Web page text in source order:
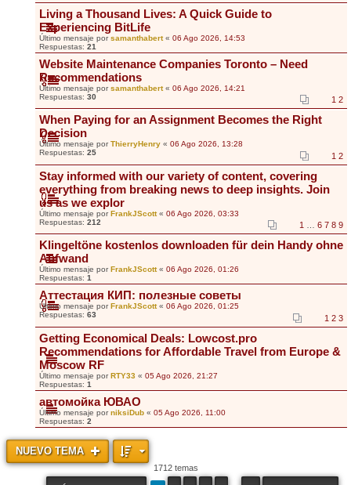
Living a Thousand Lives: A Quick Guide to
Experiencing BitLife
Último mensaje porsamanthabert« 06 Ago 2026, 14:53
Respuestas: 21
Website Maintenance Companies Toronto – Need
Recommendations
Último mensaje porsamanthabert« 06 Ago 2026, 14:21
Respuestas: 30 1 2
When Paying for an Assignment Becomes the Right
Decision
Último mensaje porThierryHenry « 06 Ago 2026, 13:28
Respuestas: 25 1 2
Stay informed with our variety of content, covering
everything from breaking news to deep insights. Join
us as we explor
Último mensaje porFrankJScott« 06 Ago 2026, 03:33
Respuestas: 212 1 6 7 8 9
Klingeltöne kostenlos downloaden für dein Handy ohne
Aufwand
Último mensaje porFrankJScott« 06 Ago 2026, 01:26
Respuestas: 1
Аттестация КИП: полезные советы
Último mensaje porFrankJScott« 06 Ago 2026, 01:25
Respuestas: 63 1 2 3
Getting Economical Deals: Lowcost.pro
Recommendations for Affordable Travel from Europe &
Moscow RF
Último mensaje porRTY33 « 05 Ago 2026, 21:27
Respuestas: 1
автомойка ЮВАО
Último mensaje porniksiDub « 05 Ago 2026, 11:00
Respuestas: 2
NUEVO TEMA
1712 temas